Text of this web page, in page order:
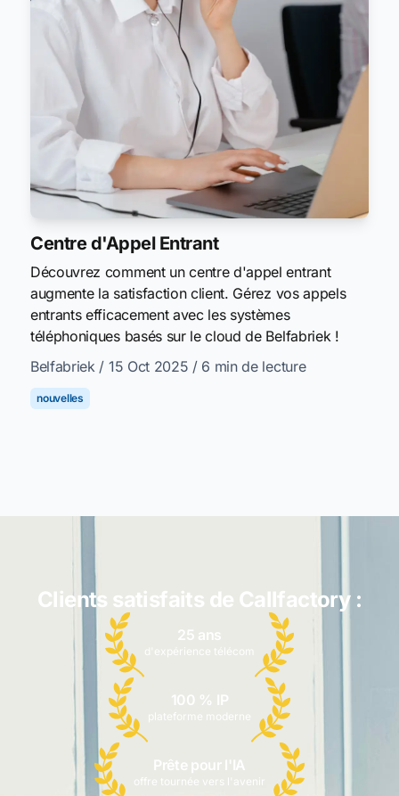
Centre d'Appel Entrant
Découvrez comment un centre d'appel entrant
augmente la satisfaction client. Gérez vos appels
entrants efficacement avec les systèmes
téléphoniques basés sur le cloud de Belfabriek !
Belfabriek / 15 Oct 2025 / 6 min de lecture
nouvelles
Clients satisfaits de Callfactory :
25 ans
d'expérience télécom
100 % IP
plateforme moderne
Prête pour l'IA
offre tournée vers l'avenir